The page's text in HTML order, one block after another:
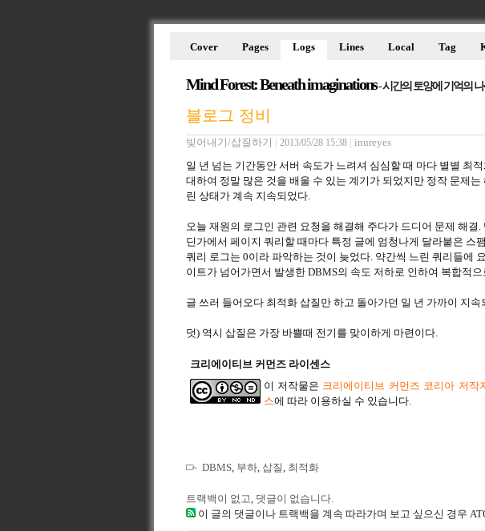
Mind Forest: Beneath imaginations- 시간의 토양에 기억의
Cover Pages Logs Lines Local Tag
블로그 정비
빚어내기/삽질하기 2013/05/28 15:38 inureyes
일 년 넘는 기간동안 서버 속도가 느려셔 심심할 때 마다 별별 최
대하여 정말 많은 것을 배울 수 있는 계기가 되었지만 정작 문제
린 상태가 계속 지속되었다.
오늘 재원의 로그인 관련 요청을 해결해 주다가 드디어 문제 해결
딘가에서 페이지 쿼리할 때마다 특정 글에 엄청나게 달라붙은 스
쿼리 로그는 0이라 파악하는 것이 늦었다. 약간씩 느린 쿼리들에
이트가 넘어가면서 발생한 DBMS의 속도 저하로 인하여 복합적
글 쓰러 들어오다 최적화 삽질만 하고 돌아가던 일 년 가까이 지
덧) 역시 삽질은 가장 바쁠때 전기를 맞이하게 마련이다.
크리에이티브 커먼즈 라이센스
이 저작물은 크리에이티브 커먼즈 코리아 저작
스에 따라 이용하실 수 있습니다.
DBMS, 부하, 삽질, 최적화
트랙백이 없고, 댓글이 없습니다.
이 글의 댓글이나 트랙백을 계속 따라가며 보고 싶으신 경우